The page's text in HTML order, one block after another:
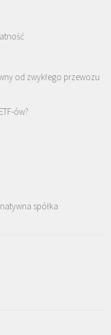
od zwykłego przewozu
ów?
spółka